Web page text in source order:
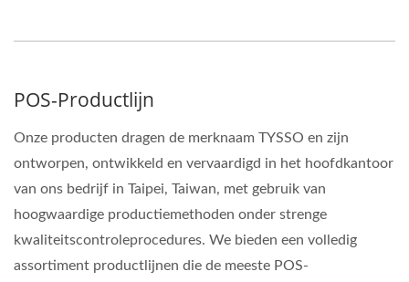
POS-Productlijn
Onze producten dragen de merknaam TYSSO en zijn
ontworpen, ontwikkeld en vervaardigd in het hoofdkantoor
van ons bedrijf in Taipei, Taiwan, met gebruik van
hoogwaardige productiemethoden onder strenge
kwaliteitscontroleprocedures. We bieden een volledig
assortiment productlijnen die de meeste POS-